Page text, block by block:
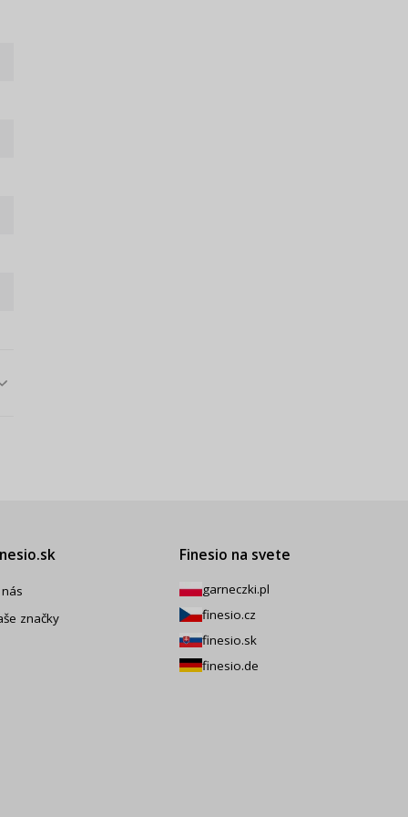
značky
Finesio na svete
garneczki.pl
finesio.cz
finesio.sk
finesio.de